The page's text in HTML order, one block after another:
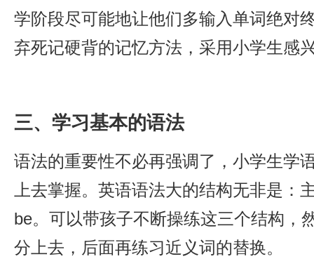
学阶段尽可能地让他们多输入单词绝对
弃死记硬背的记忆方法，采用小学生感
三、学习基本的语法
语法的重要性不必再强调了，小学生学
上去掌握。英语语法大的结构无非是：
be。可以带孩子不断操练这三个结构，
分上去，后面再练习近义词的替换。